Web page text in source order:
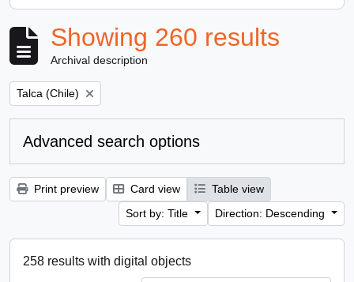
Showing 260 results
Archival description
Remove filter:
Talca (Chile)
Advanced search options
Print preview Card view
Table view
Sort by: Title
Direction: Descending
258 results with digital objects